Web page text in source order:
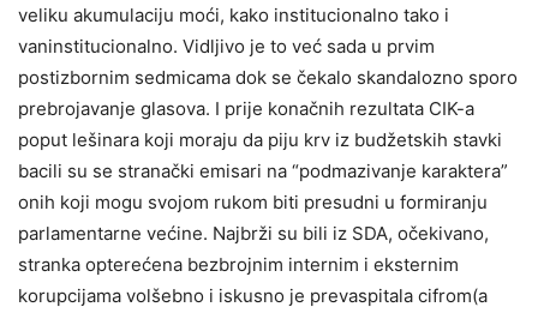
veliku akumulaciju moći, kako institucionalno tako i
vaninstitucionalno. Vidljivo je to već sada u prvim
postizbornim sedmicama dok se čekalo skandalozno sporo
prebrojavanje glasova. I prije konačnih rezultata CIK-a
poput lešinara koji moraju da piju krv iz budžetskih stavki
bacili su se stranački emisari na “podmazivanje karaktera”
onih koji mogu svojom rukom biti presudni u formiranju
parlamentarne većine. Najbrži su bili iz SDA, očekivano,
stranka opterećena bezbrojnim internim i eksternim
korupcijama volšebno i iskusno je prevaspitala cifrom(a